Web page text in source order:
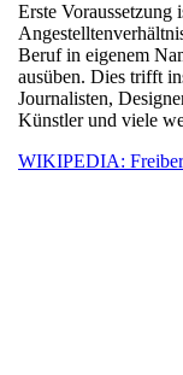
Erste Voraussetzung
Beruf in eigenem
ausüben. Dies trifft
Journalisten,
Künstler und viele
WIKIPEDIA: